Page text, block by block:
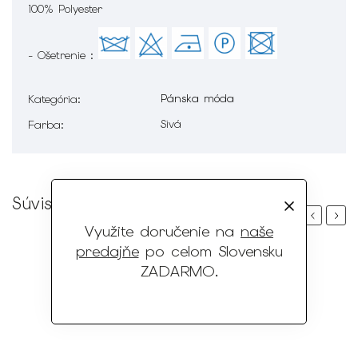
Využite doručenie na naše
predajňepo celom Slovensku
ZADARMO.
100% Polyester
- Ošetrenie :
Kategória:
Pánska móda
Farba: Sivá
Súvisiaci tovar
PreviousNext